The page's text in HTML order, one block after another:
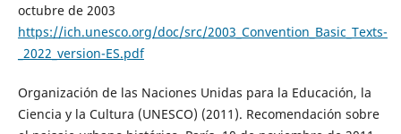
octubre de 2003
https://ich.unesco.org/doc/src/2003_Convention_Basic_Texts-
_2022_version-ES.pdf
Organización de las Naciones Unidas para la Educación, la
Ciencia y la Cultura (UNESCO) (2011). Recomendación sobre